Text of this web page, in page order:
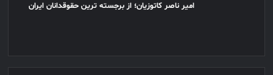
امیر ناصر کاتوزیان؛ از برجسته ترین حقوقدانان ایران